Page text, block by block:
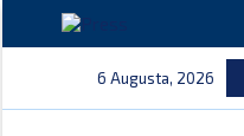
6 Augusta, 2026